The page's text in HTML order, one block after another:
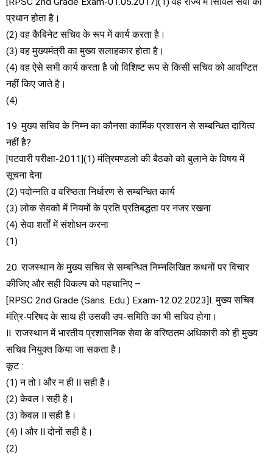
प्रधान होता है।
(2) वह कैबिनेट सचिव के रूप में कार्य करता है।
(3) वह मुख्यमंत्री का मुख्य सलाहकार होता है।
(4) वह ऐसे सभी कार्य करता है जो विशिष्ट रूप से किसी सचिव को आवण्टित
नहीं किए जाते है।
(4)
19. मुख्य सचिव के निम्न का कौनसा कार्मिक प्रशासन से सम्बन्धित दायित्व
नहीं है?
[पटवारी परीक्षा-2011](1) मंत्रिमण्डलो की बैठको को बुलाने के विषय में
सूचना देना
(2) पदोन्नति व वरिष्ठता निर्धारण से सम्बन्धित कार्य
(3) लोक सेवको में नियमों के प्रति प्रतिबद्धता पर नजर रखना
(4) सेवा शर्तों में संशोधन करना
(1)
20. राजस्थान के मुख्य सचिव से सम्बन्धित निम्नलिखित कथनों पर विचार
कीजिए और सही विकल्प को पहचानिए –
[RPSC 2nd Grade (Sans. Edu.) Exam-12.02.2023]I. मुख्य सचिव
मंत्रि-परिषद के साथ ही उसकी उप-समिति का भी सचिव होगा।
II. राजस्थान में भारतीय प्रशासनिक सेवा के वरिष्ठतम अधिकारी को ही मुख्य
सचिव नियुक्त किया जा सकता है।
कूट :
(1) न तो I और न ही II सही है।
(2) केवल I सही है।
(3) केवल II सही है।
(4) I और II दोनों सही है।
(2)